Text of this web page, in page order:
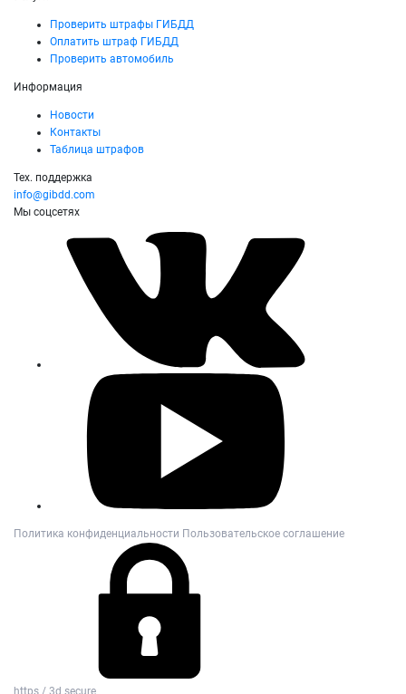
Проверить штрафы ГИБДД
Оплатить штраф ГИБДД
Проверить автомобиль
Информация
Новости
Контакты
Таблица штрафов
Тех. поддержка
info@gibdd.com
Мы соцсетях
Политика конфиденциальности Пользовательское соглашение
https / 3d secure